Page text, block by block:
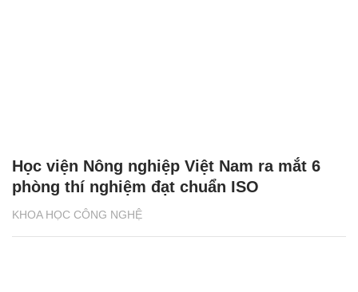
KHOA HỌC CÔNG NGHỆ
Học viện Nông nghiệp Việt Nam ra mắt 6
phòng thí nghiệm đạt chuẩn ISO